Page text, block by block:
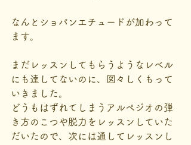
なんとショパンエチュードが加わって
ます。
まだレッスンしてもらうようなレベル
にも達してないのに、図々しくもって
いきました。
どうもはずれてしまうアルペジオの弾
き方のこつや脱力をレッスンしていた
だいたので、次には通してレッスンし